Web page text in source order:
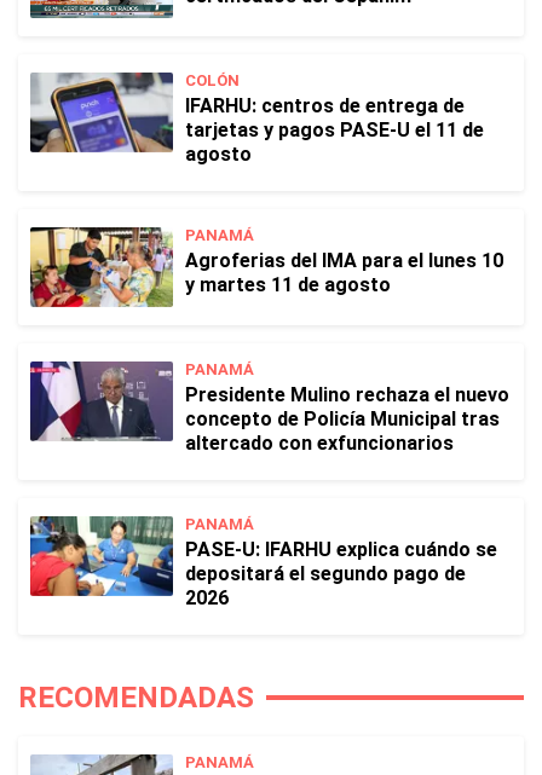
COLÓN
IFARHU: centros de entrega de
tarjetas y pagos PASE-U el 11 de
agosto
PANAMÁ
Agroferias del IMA para el lunes 10
y martes 11 de agosto
PANAMÁ
Presidente Mulino rechaza el nuevo
concepto de Policía Municipal tras
altercado con exfuncionarios
PANAMÁ
PASE-U: IFARHU explica cuándo se
depositará el segundo pago de
2026
RECOMENDADAS
PANAMÁ